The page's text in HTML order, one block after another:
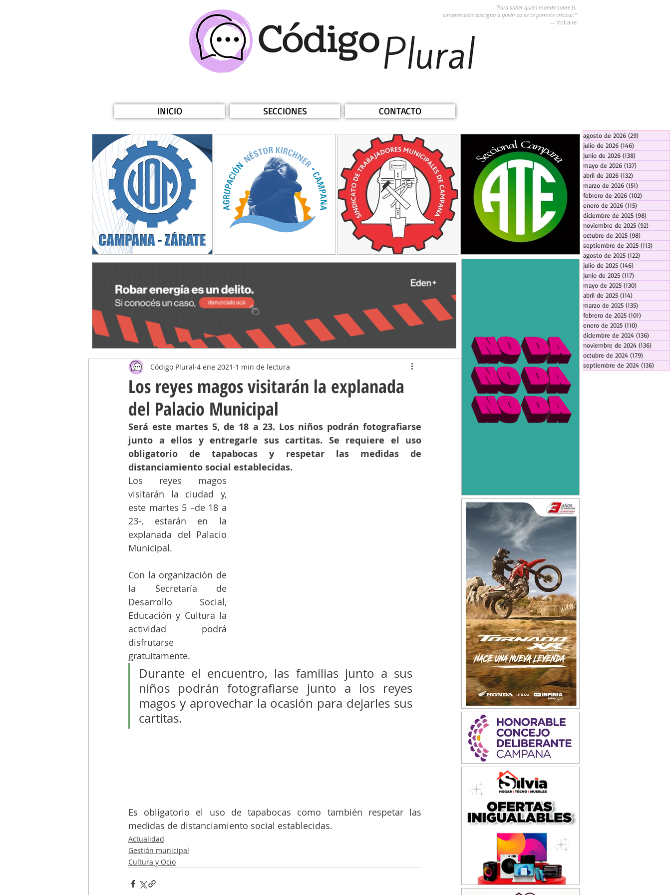
“Para saber quién manda sobre ti,
simplemente averigua a quién no se te permite criticar.”
― Voltaire
INICIO SECCIONES CONTACTO
Los reyes magos visitarán la explanada
del Palacio Municipal
Código Plural 4 ene 2021 1 min de lectura
Será este martes 5, de 18 a 23. Los niños podrán fotografiarse
junto a ellos y entregarle sus cartitas. Se requiere el uso
obligatorio de tapabocas y respetar las medidas de
distanciamiento social establecidas.
Los reyes magos
visitarán la ciudad y,
este martes 5 –de 18 a
23-, estarán en la
explanada del Palacio
Municipal.
Con la organización de
la Secretaría de
Desarrollo Social,
Educación y Cultura la
actividad podrá
disfrutarse
gratuitamente.
Durante el encuentro, las familias junto a sus
niños podrán fotografiarse junto a los reyes
magos y aprovechar la ocasión para dejarles sus
cartitas.
Es obligatorio el uso de tapabocas como también respetar las
medidas de distanciamiento social establecidas.
Actualidad
Gestión municipal
Cultura y Ocio
agosto de 2026 (29)
julio de 2026 (146)
junio de 2026 (138)
mayo de 2026 (137)
abril de 2026 (132)
marzo de 2026 (151)
febrero de 2026 (102)
enero de 2026 (115)
diciembre de 2025 (98)
noviembre de 2025 (92)
octubre de 2025 (98)
septiembre de 2025 (113)
agosto de 2025 (122)
julio de 2025 (146)
junio de 2025 (117)
mayo de 2025 (130)
abril de 2025 (114)
marzo de 2025 (135)
febrero de 2025 (101)
enero de 2025 (110)
diciembre de 2024 (136)
noviembre de 2024 (136)
octubre de 2024 (179)
septiembre de 2024 (136)